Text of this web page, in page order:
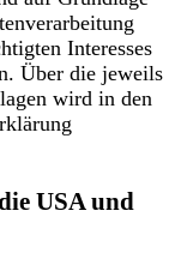
Interesses
Über die jeweils
wird in den
USA und